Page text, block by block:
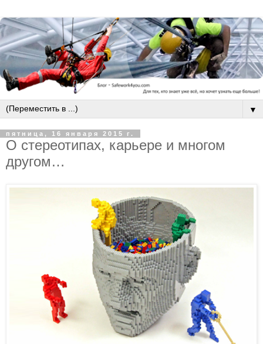
▼
пятница, 16 января 2015 г.
О стереотипах, карьере и многом
другом…